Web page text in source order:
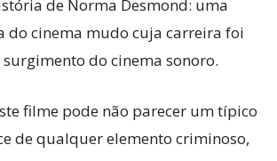
de Norma Desmond: uma
do cinema mudo cuja carreira foi
do cinema sonoro.
filme pode não parecer um típico
de qualquer elemento criminoso,